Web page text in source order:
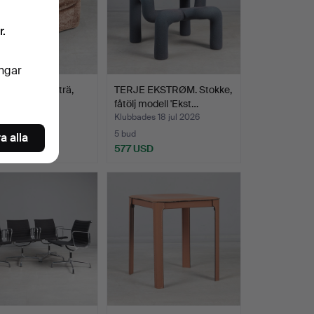
Ottoman, trä,
TERJE EKSTRØM. Stokke,
fåtölj modell 'Ekst…
Klubbades 18 jul 2026
5 bud
577 USD
alla